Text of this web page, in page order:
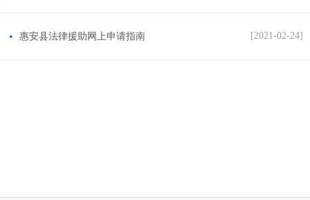
[2021-02-24]
惠安县法律援助网上申请指南